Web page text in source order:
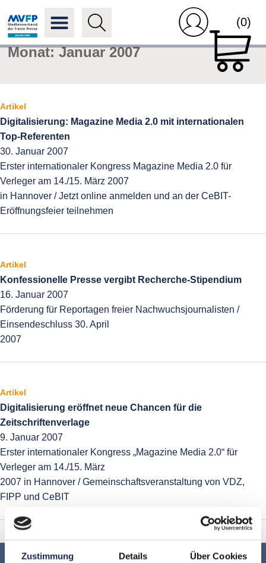
Zustimmung Details Über Cookies
(0)
Monat:Januar 2007
Artikel
Digitalisierung: Magazine Media 2.0 mit internationalen
Top-Referenten
30. Januar 2007
Erster internationaler Kongress Magazine Media 2.0 für
Verleger am 14./15. März 2007
in Hannover / Jetzt online anmelden und an der CeBIT-
Eröffnungsfeier teilnehmen
Artikel
Konfessionelle Presse vergibt Recherche-Stipendium
16. Januar 2007
Förderung für Reportagen freier Nachwuchsjournalisten /
Einsendeschluss 30. April
2007
Artikel
Digitalisierung eröffnet neue Chancen für die
Zeitschriftenverlage
9. Januar 2007
Erster internationaler Kongress „Magazine Media 2.0“ für
Verleger am 14./15. März
2007 in Hannover / Gemeinschaftsveranstaltung von VDZ,
FIPP und CeBIT